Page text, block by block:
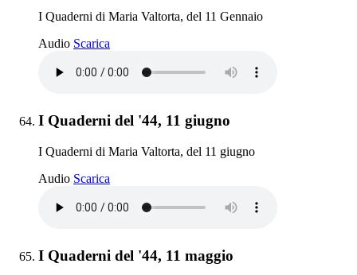
I Quaderni di Maria Valtorta, del 11 Gennaio
Audio Scarica
Elemento 64:
I Quaderni del '44, 11 giugno
I Quaderni di Maria Valtorta, del 11 giugno
Audio Scarica
Elemento 65:
I Quaderni del '44, 11 maggio